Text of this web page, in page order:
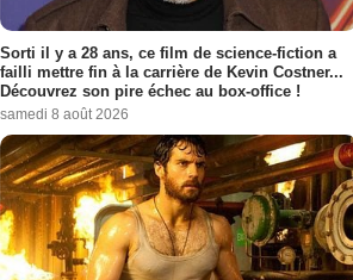
Sorti il y a 28 ans, ce film de science-fiction a
failli mettre fin à la carrière de Kevin Costner...
Découvrez son pire échec au box-office !
samedi 8 août 2026